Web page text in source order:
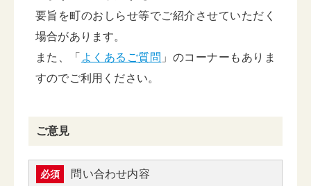
要旨を町のおしらせ等でご紹介させていただく
場合があります。
また、「 よくあるご質問 」のコーナーもありま
すのでご利用ください。
ご意見
必須 問い合わせ内容